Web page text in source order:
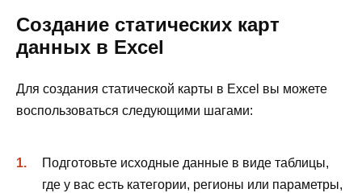
Создание статических карт
данных в Excel
Для создания статической карты в Excel вы можете
воспользоваться следующими шагами:
Подготовьте исходные данные в виде таблицы,
где у вас есть категории, регионы или параметры,